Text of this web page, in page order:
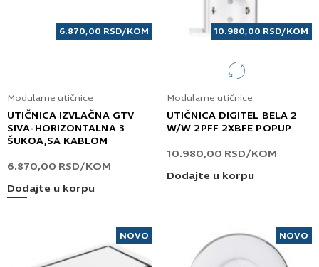
6.870,00 RSD/KOM
Modularne utičnice
UTIČNICA IZVLAČNA GTV
SIVA-HORIZONTALNA 3
ŠUKOA,SA KABLOM
6.870,00 RSD/KOM
Dodajte u korpu
10.980,00 RSD/KOM
Modularne utičnice
UTIČNICA DIGITEL BELA 2
W/W 2PFF 2XBFE POPUP
10.980,00 RSD/KOM
Dodajte u korpu
NOVO NOVO